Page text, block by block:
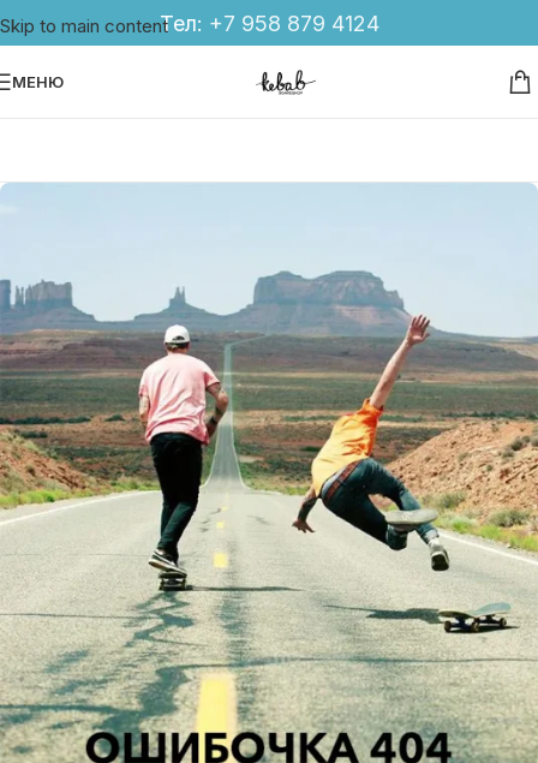
Skip to main contentТел: +7 958 879 4124
МЕНЮ